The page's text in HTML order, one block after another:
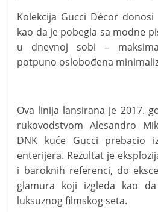
h
v
i
j
i
Kolekcija Gucci Décor
kao da je pobegla sa modne
u dnevnoj sobi –
potpuno oslobođena
Ova linija lansirana je 2017.
rukovodstvom Alesandro
DNK kuće Gucci prebacio
enterijera. Rezultat je
i baroknih referenci, do
glamura koji izgleda kao
luksuznog filmskog seta.